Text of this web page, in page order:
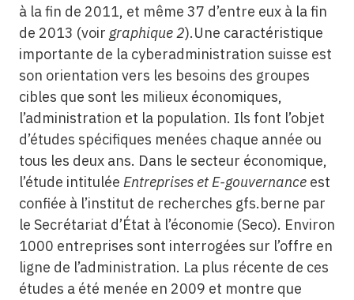
à la fin de 2011, et même 37 d’entre eux à la fin
de 2013 (voir graphique 2).Une caractéristique
importante de la cyberadministration suisse est
son orientation vers les besoins des groupes
cibles que sont les milieux économiques,
l’administration et la population. Ils font l’objet
d’études spécifiques menées chaque année ou
tous les deux ans. Dans le secteur économique,
l’étude intitulée Entreprises et E-gouvernanceest
confiée à l’institut de recherches gfs.berne par
le Secrétariat d’État à l’économie (Seco). Environ
1000 entreprises sont interrogées sur l’offre en
ligne de l’administration. La plus récente de ces
études a été menée en 2009 et montre que